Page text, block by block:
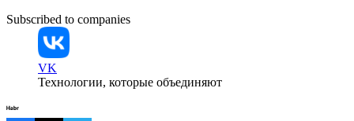
Subscribed to companies
VK
Технологии, которые объединяют